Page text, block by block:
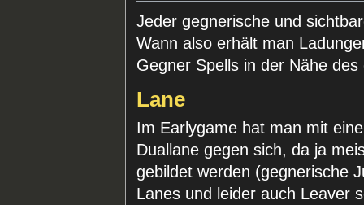
Jeder gegnerische und
Wann also erhält man
Gegner Spells in der Nähe des
Lane
Im Earlygame hat man mit
Duallane gegen sich, da ja
gebildet werden (gegnerische
Lanes und leider auch Leaver